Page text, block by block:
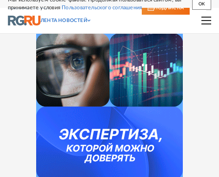
принимаете условия Пользовательского соглашения
OK
СВЕЖИЙ НОМЕР ПОДПИСКА
ЛЕНТА НОВОСТЕЙ